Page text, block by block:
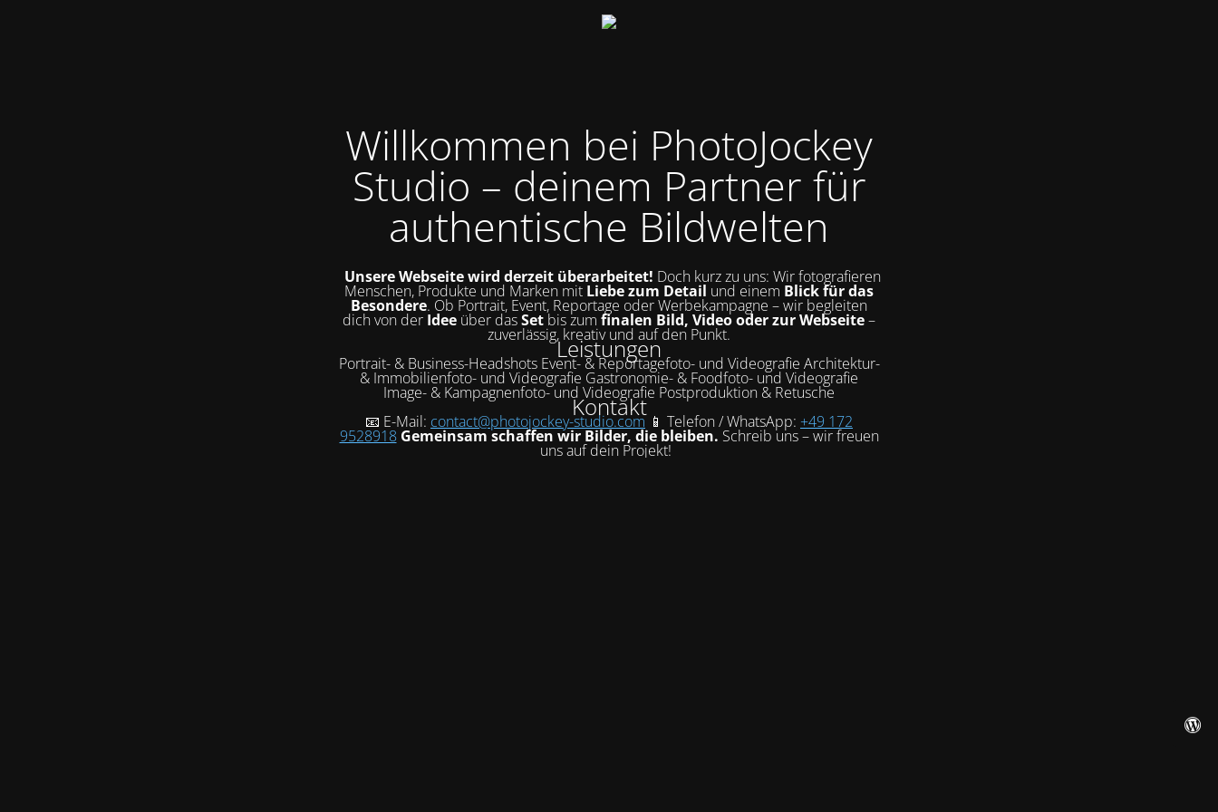
Willkommen bei PhotoJockey
Studio – deinem Partner für
authentische Bildwelten
Unsere Webseite wird derzeit überarbeitet! Doch kurz zu uns: Wir fotografieren
Menschen, Produkte und Marken mit Liebe zum Detail und einem Blick für das
Besondere. Ob Portrait, Event, Reportage oder Werbekampagne – wir begleiten
dich von der Idee über dasSet bis zum finalen Bild, Video oder zur Webseite–
zuverlässig, kreativ und auf den Punkt.
Leistungen
Portrait- & Business-Headshots Event- & Reportagefoto- und Videografie Architektur-
& Immobilienfoto- und Videografie Gastronomie- & Foodfoto- und Videografie
Image- & Kampagnenfoto- und Videografie Postproduktion & Retusche
Kontakt
📧 E-Mail: contact@photojockey-studio.com📱 Telefon / WhatsApp: +49 172
9528918 Gemeinsam schaffen wir Bilder, die bleiben. Schreib uns – wir freuen
uns auf dein Projekt!